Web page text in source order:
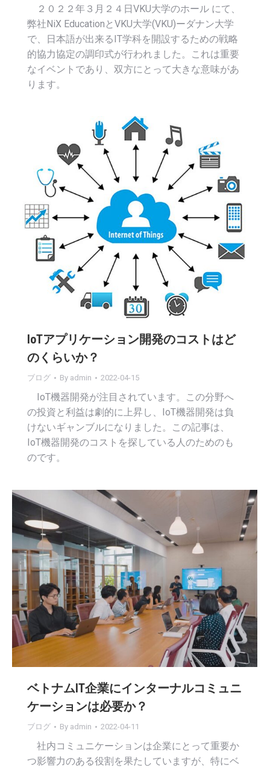
２０２２年３月２４日VKU大学のホール にて、
弊社NiX EducationとVKU大学(VKU)ーダナン大学
で、日本語が出来るIT学科を開設するための戦略
的協力協定の調印式が行われました。これは重要
なイベントであり、双方にとって大きな意味があ
ります。
IoTアプリケーション開発のコストはど
のくらいか？
ブログ By admin 2022-04-15
IoT機器開発が注目されています。この分野へ
の投資と利益は劇的に上昇し、IoT機器開発は負
けないギャンブルになりました。この記事は、
IoT機器開発のコストを探している人のためのも
のです。
ベトナムIT企業にインターナルコミュニ
ケーションは必要か？
ブログ By admin 2022-04-11
社内コミュニケーションは企業にとって重要か
つ影響力のある役割を果たしていますが、特にベ